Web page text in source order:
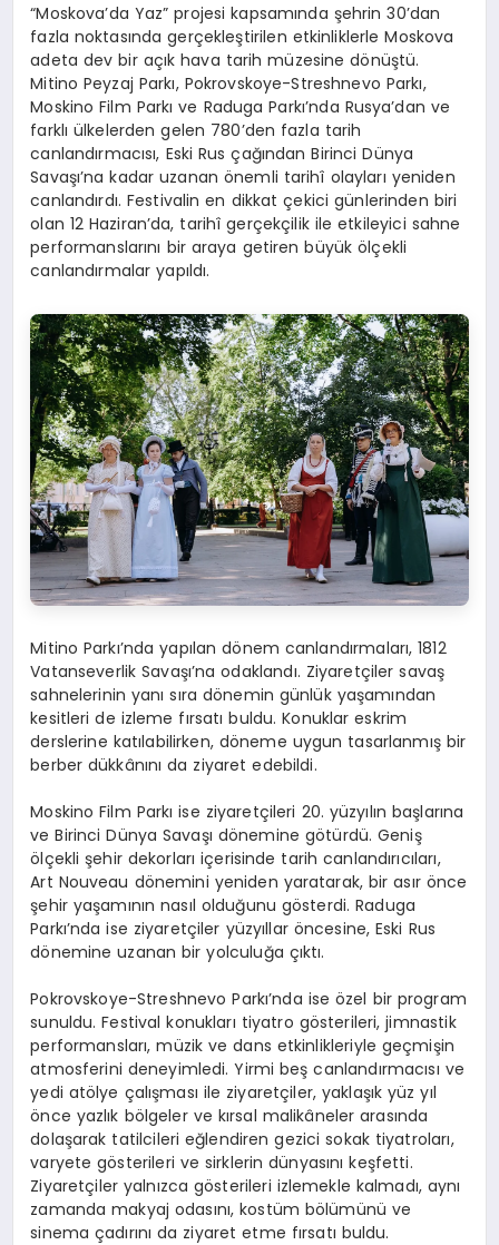
“Moskova’da Yaz” projesi kapsamında şehrin 30’dan
fazla noktasında gerçekleştirilen etkinliklerle Moskova
adeta dev bir açık hava tarih müzesine dönüştü.
Mitino Peyzaj Parkı, Pokrovskoye-Streshnevo Parkı,
Moskino Film Parkı ve Raduga Parkı’nda Rusya’dan ve
farklı ülkelerden gelen 780’den fazla tarih
canlandırmacısı, Eski Rus çağından Birinci Dünya
Savaşı’na kadar uzanan önemli tarihî olayları yeniden
canlandırdı. Festivalin en dikkat çekici günlerinden biri
olan 12 Haziran’da, tarihî gerçekçilik ile etkileyici sahne
performanslarını bir araya getiren büyük ölçekli
canlandırmalar yapıldı.
Mitino Parkı’nda yapılan dönem canlandırmaları, 1812
Vatanseverlik Savaşı’na odaklandı. Ziyaretçiler savaş
sahnelerinin yanı sıra dönemin günlük yaşamından
kesitleri de izleme fırsatı buldu. Konuklar eskrim
derslerine katılabilirken, döneme uygun tasarlanmış bir
berber dükkânını da ziyaret edebildi.
Moskino Film Parkı ise ziyaretçileri 20. yüzyılın başlarına
ve Birinci Dünya Savaşı dönemine götürdü. Geniş
ölçekli şehir dekorları içerisinde tarih canlandırıcıları,
Art Nouveau dönemini yeniden yaratarak, bir asır önce
şehir yaşamının nasıl olduğunu gösterdi. Raduga
Parkı’nda ise ziyaretçiler yüzyıllar öncesine, Eski Rus
dönemine uzanan bir yolculuğa çıktı.
Pokrovskoye-Streshnevo Parkı’nda ise özel bir program
sunuldu. Festival konukları tiyatro gösterileri, jimnastik
performansları, müzik ve dans etkinlikleriyle geçmişin
atmosferini deneyimledi. Yirmi beş canlandırmacısı ve
yedi atölye çalışması ile ziyaretçiler, yaklaşık yüz yıl
önce yazlık bölgeler ve kırsal malikâneler arasında
dolaşarak tatilcileri eğlendiren gezici sokak tiyatroları,
varyete gösterileri ve sirklerin dünyasını keşfetti.
Ziyaretçiler yalnızca gösterileri izlemekle kalmadı, aynı
zamanda makyaj odasını, kostüm bölümünü ve
sinema çadırını da ziyaret etme fırsatı buldu.